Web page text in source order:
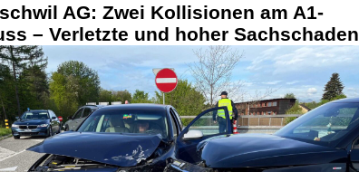
AG: Zwei Kollisionen am A1-
– Verletzte und hoher Sachschaden